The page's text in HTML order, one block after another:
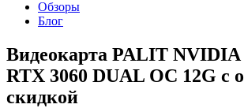
Обзоры
Блог
Видеокарта PALIT NVIDIA
RTX 3060 DUAL OC 12G с
скидкой